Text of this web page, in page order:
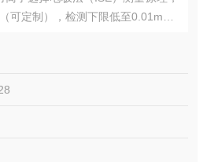
可定制），检测下限低至​​0.01mg/L​​